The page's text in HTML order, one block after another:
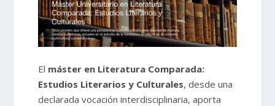
El máster en Literatura Comparada:
Estudios Literarios y Culturales, desde una
declarada vocación interdisciplinaria, aporta